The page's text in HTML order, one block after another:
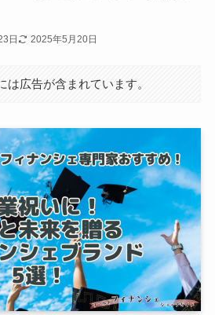
日 2025年5月20日
は広告が含まれています。